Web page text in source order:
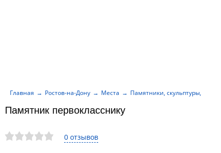
0 отзывов
Памятник первокласснику
Главная Ростов-на-Дону Места Памятники, скульптуры,